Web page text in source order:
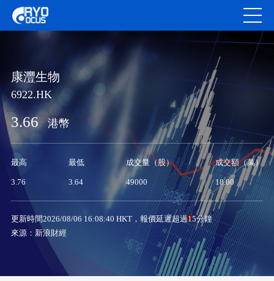
康灃生物
6922.HK
3.66 港幣
最高
3.76
最低
3.64
成交量（股）
49000
成交額（萬）
18.00
更新時間2026/08/06 16:08:40 HKT，報價延遲超過15分鐘
來源：新浪財經